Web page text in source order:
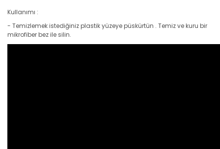
Kullanımı :
- Temizlemek istediğiniz plastik yüzeye püskürtün . Temiz ve kuru bir
mikrofiber bez ile silin.